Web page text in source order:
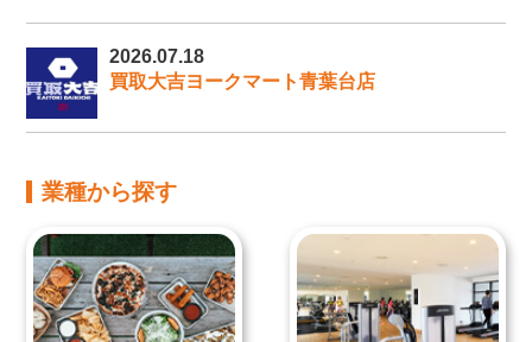
2026.07.18
買取大吉ヨークマート青葉台店
業種から探す